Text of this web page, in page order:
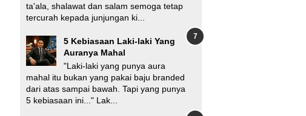
ta'ala, shalawat dan salam semoga tetap
tercurah kepada junjungan ki...
5 Kebiasaan Laki-laki Yang
Auranya Mahal
"Laki-laki yang punya aura
mahal itu bukan yang pakai baju branded
dari atas sampai bawah. Tapi yang punya
5 kebiasaan ini..." Lak...